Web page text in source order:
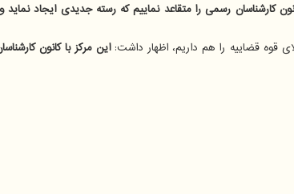
کارشناسان رسمی را متقاعد نماییم که رسته جدیدی ایجاد
قوه قضاییه را هم داریم، اظهار داشت:این مرکز با کانون